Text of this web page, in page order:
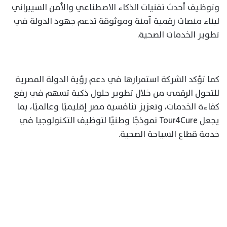
وتوظيف أحدث تقنيات الذكاء الاصطناعي والأمن السيبراني
لبناء منصات رقمية آمنة وموثوقة تدعم جهود الدولة في
تطوير الخدمات الصحية.
كما تؤكد الشركة استمرارها في دعم رؤية الدولة المصرية
للتحول الرقمي من خلال تطوير حلول ذكية تسهم في رفع
كفاءة الخدمات، وتعزيز تنافسية مصر إقليميًا وعالميًا، بما
يجعل Tour4Cure نموذجًا وطنيًا لتوظيف التكنولوجيا في
خدمة قطاع السياحة الصحية.